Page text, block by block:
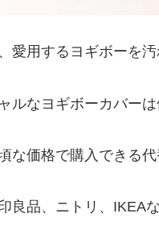
愛用するヨギボーを
ルなヨギボーカバー
な価格で購入できる
良品、ニトリ、IKEA